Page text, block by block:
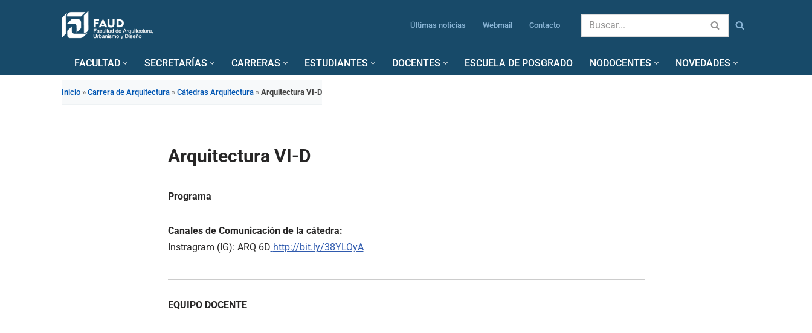
Últimas noticias Webmail Contacto
FACULTAD SECRETARÍAS CARRERAS ESTUDIANTES DOCENTES ESCUELA DE POSGRADO NODOCENTES NOVEDADES
Inicio » Carrera de Arquitectura » Cátedras Arquitectura » Arquitectura VI-D
Arquitectura VI-D
Programa
Canales de Comunicación de la cátedra:
Instragram (IG): ARQ 6D http://bit.ly/38YLOyA
EQUIPO DOCENTE